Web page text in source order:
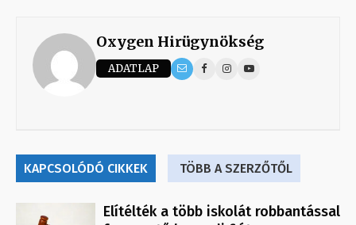
Oxygen Hirügynökség
ADATLAP
KAPCSOLÓDÓ CIKKEK TÖBB A SZERZŐTŐL
Elítélték a több iskolát robbantással